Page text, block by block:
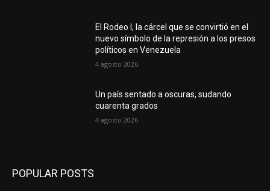
El Rodeo I, la cárcel que se convirtió en el
nuevo símbolo de la represión a los presos
políticos en Venezuela
4 agosto 2026
Un país sentado a oscuras, sudando
cuarenta grados
4 agosto 2026
POPULAR POSTS